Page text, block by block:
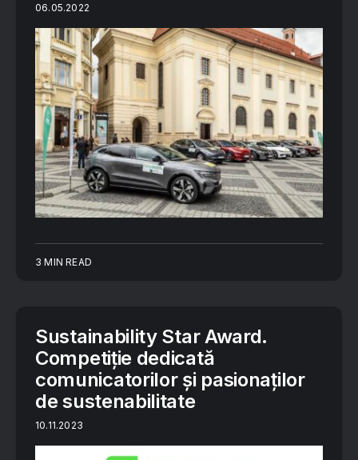
06.05.2022
3 MIN READ
Sustainability Star Award.
Competiție dedicată
comunicatorilor și pasionaților
de sustenabilitate
10.11.2023